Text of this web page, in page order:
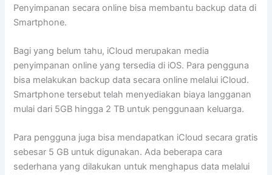
Penyimpanan secara online bisa membantu backup data di
Smartphone.
Bagi yang belum tahu, iCloud merupakan media
penyimpanan online yang tersedia di iOS. Para pengguna
bisa melakukan backup data secara online melalui iCloud.
Smartphone tersebut telah menyediakan biaya langganan
mulai dari 5GB hingga 2 TB untuk penggunaan keluarga.
Para pengguna juga bisa mendapatkan iCloud secara gratis
sebesar 5 GB untuk digunakan. Ada beberapa cara
sederhana yang dilakukan untuk menghapus data melalui